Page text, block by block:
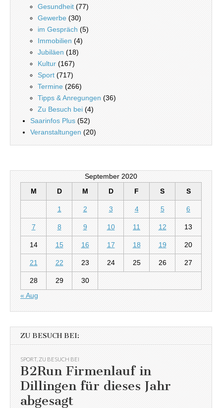
Gesundheit (77)
Gewerbe (30)
im Gespräch (5)
Immobilien (4)
Jubiläen (18)
Kultur (167)
Sport (717)
Termine (266)
Tipps & Anregungen (36)
Zu Besuch bei (4)
Saarinfos Plus (52)
Veranstaltungen (20)
September 2020
M
D M D F S S
1 2 3 4 5 6
7 8 9 10 11 12 13
14 15 16 17 18 19 20
21 22 23 24 25 26 27
28 29
30
« Aug
ZU BESUCH BEI:
SPORT, ZU BESUCH BEI
B2Run Firmenlauf in
Dillingen für dieses Jahr
abgesagt